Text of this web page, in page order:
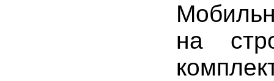
на